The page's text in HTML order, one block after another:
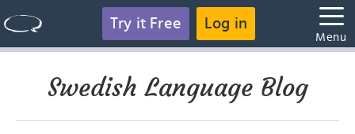
Try it Free Log in
Menu
Swedish Language Blog